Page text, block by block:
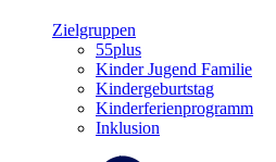
Zielgruppen
55plus
Kinder Jugend Familie
Kindergeburtstag
Kinderferienprogramm
Inklusion